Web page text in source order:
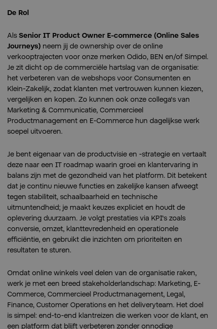
De Rol
Als Senior IT Product Owner E-commerce (Online Sales
Journeys) neem jij de ownership over de online
verkooptrajecten voor onze merken Odido, BEN en/of Simpel.
Je zit dicht op de commerciële hartslag van de organisatie:
het verbeteren van de webshops voor Consumenten en
Klein-Zakelijk, zodat klanten met vertrouwen kunnen kiezen,
vergelijken en kopen. Zo kunnen ook onze collega's van
Marketing & Communicatie, Commercieel
Productmanagement en E-Commerce hun dagelijkse werk
soepel uitvoeren.
Je bent eigenaar van de productvisie en -strategie en vertaalt
deze naar een IT roadmap waarin groei en klantervaring in
balans zijn met de gezondheid van het platform. Dit betekent
dat je continu nieuwe functies en zakelijke kansen afweegt
tegen stabiliteit, schaalbaarheid en technische
uitmuntendheid; je maakt keuzes expliciet en houdt de
oplevering duurzaam. Je volgt prestaties via KPI's zoals
conversie, omzet, klanttevredenheid en operationele
efficiëntie, en gebruikt die inzichten om prioriteiten en
resultaten te sturen.
Omdat online winkels veel delen van de organisatie raken,
werk je met een breed stakeholderlandschap: Marketing, E-
Commerce, Commercieel Productmanagement, Legal,
Finance, Customer Operations en het deliveryteam. Het doel
is simpel: end-to-end klantreizen die werken voor de klant, en
een platform dat blijft verbeteren zonder onnodige